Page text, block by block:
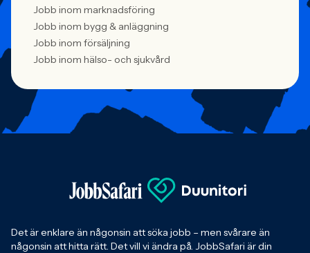
Jobb inom marknadsföring
Jobb inom bygg & anläggning
Jobb inom försäljning
Jobb inom hälso- och sjukvård
Det är enklare än någonsin att söka jobb – men svårare än
någonsin att hitta rätt. Det vill vi ändra på. JobbSafari är din